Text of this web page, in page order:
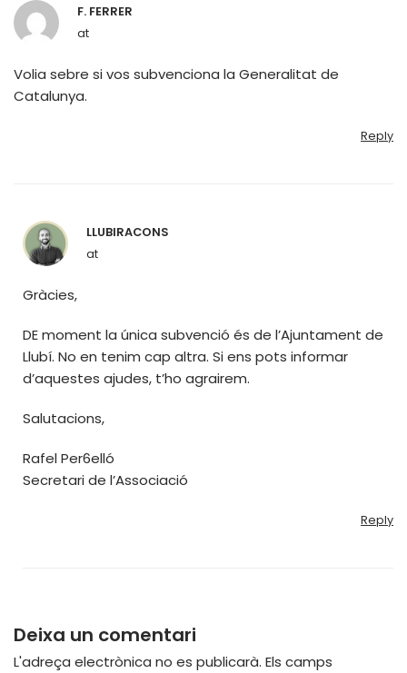
F. FERRER
at
Volia sebre si vos subvenciona la Generalitat de
Catalunya.
Reply
LLUBIRACONS
at
Gràcies,
DE moment la única subvenció és de l’Ajuntament de
Llubí. No en tenim cap altra. Si ens pots informar
d’aquestes ajudes, t’ho agrairem.
Salutacions,
Rafel Per6elló
Secretari de l’Associació
Reply
Deixa un comentari
L'adreça electrònica no es publicarà. Els camps